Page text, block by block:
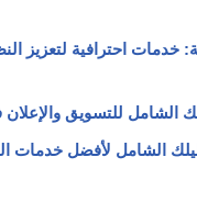
خدمات احترافية لتعزيز
الشامل للتسويق
الشامل لأفضل خدمات